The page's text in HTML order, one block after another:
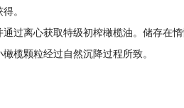
。
过离心获取特级初榨橄榄油。储存在
榄颗粒经过自然沉降过程所致。